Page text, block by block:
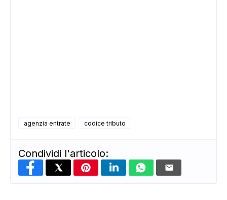
ADS
agenzia entrate codice tributo
Condividi l'articolo: